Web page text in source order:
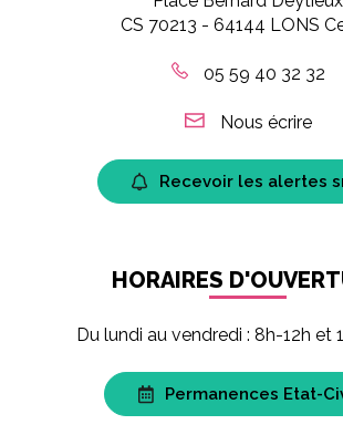
CS 70213 - 64144 LONS
05 59 40 32 32
Nous écrire
Recevoir les alertes
HORAIRES
Du lundi au vendredi : 8h-12h et
Permanences Etat-